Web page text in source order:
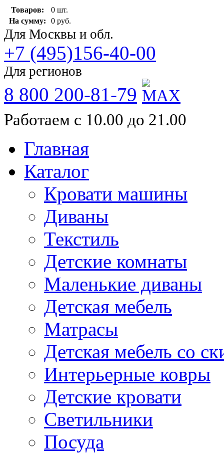
Товаров:
0 шт.
На сумму:
0 руб.
Для Москвы и обл.
+7 (495)156-40-00
Для регионов
8 800 200-81-79
Работаем с 10.00 до 21.00
Главная
Каталог
Кровати машины
Диваны
Текстиль
Детские комнаты
Маленькие диваны
Детская мебель
Матрасы
Детская мебель со
Интерьерные ковры
Детские кровати
Светильники
Посуда